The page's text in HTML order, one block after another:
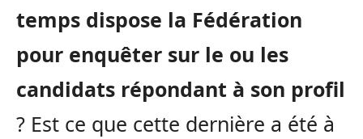
temps dispose la Fédération
pour enquêter sur le ou les
candidats répondant à son profil
? Est ce que cette dernière a été à